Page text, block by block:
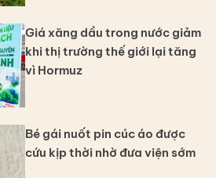
Giá xăng dầu trong nước giảm
khi thị trường thế giới lại tăng
vì Hormuz
Bé gái nuốt pin cúc áo được
cứu kịp thời nhờ đưa viện sớm